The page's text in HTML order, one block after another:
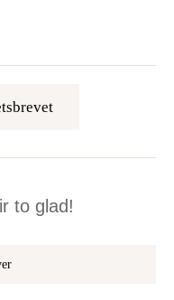
to glad!